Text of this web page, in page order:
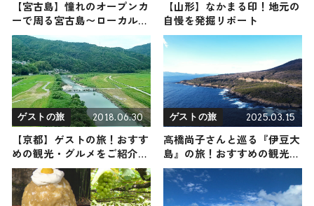
【宮古島】憧れのオープンカ
ーで周る宮古島〜ローカルグ
ルメやアクティビティなど幅
広くご紹介〜
【山形】なかまる印！地元の
自慢を発掘リポート
ゲストの旅 2018.06.30
【京都】ゲストの旅！おすす
めの観光・グルメをご紹介
2018/06/30放送
ゲストの旅 2025.03.15
高橋尚子さんと巡る『伊豆大
島』の旅！おすすめの観光・
グルメをご紹介 2025年3月15
日放送